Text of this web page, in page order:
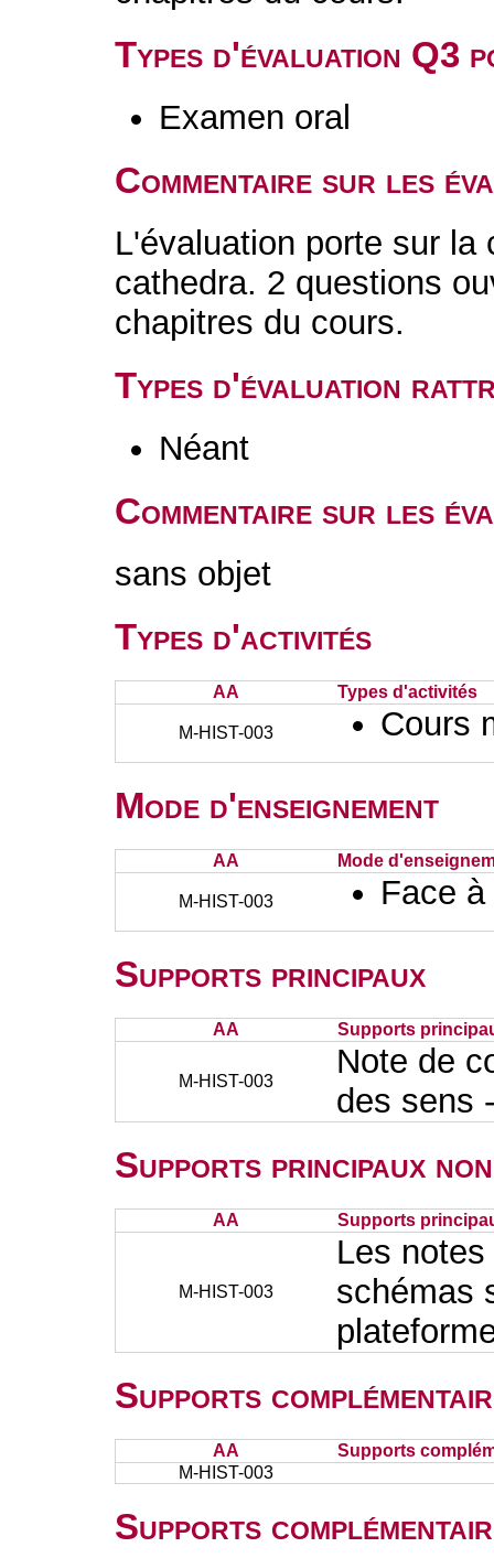
Types d'évaluation Q3
Examen oral
Commentaire sur les
L'évaluation porte sur la
cathedra. 2 questions
chapitres du cours.
Types d'évaluation
Néant
Commentaire sur les
sans objet
Types d'activités
AA Types d'activités
M-HIST-003 Cours
Mode d'enseignement
AA Mode
M-HIST-003 Face
Supports principaux
AA Supports
M-HIST-003
Note de
des sens
Supports principaux
AA Supports
M-HIST-003
Les
schémas
Supports
AA
Supports
M-HIST-003
Supports